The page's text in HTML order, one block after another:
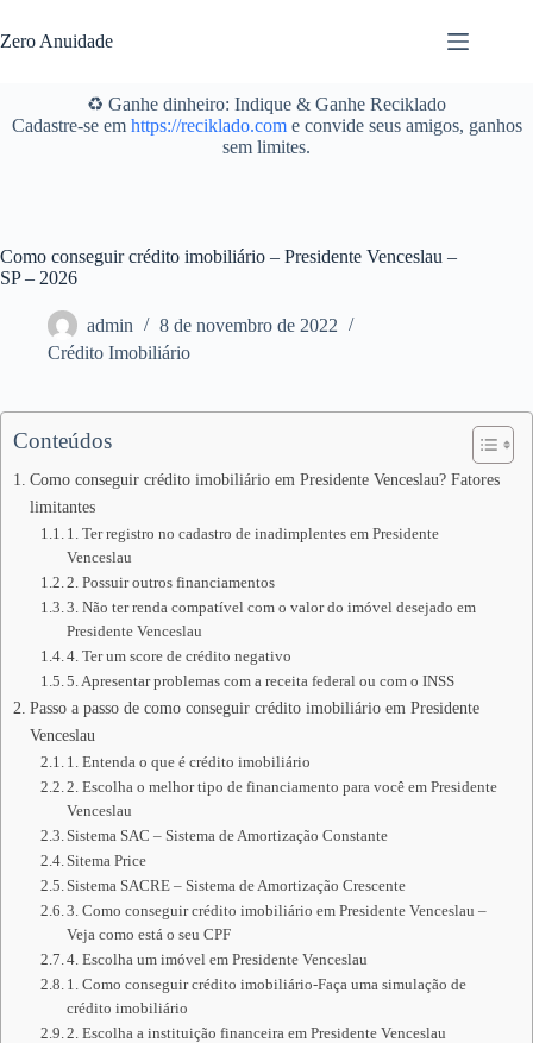
para
o
Zero Anuidade
♻️ Ganhe dinheiro: Indique & Ganhe Reciklado
Cadastre-se em https://reciklado.come convide seus amigos, ganhos
sem limites.
Como conseguir crédito imobiliário – Presidente Venceslau –
SP – 2026
admin
8 de novembro de 2022
Crédito Imobiliário
Conteúdos
Como conseguir crédito imobiliário em Presidente Venceslau? Fatores
limitantes
1. Ter registro no cadastro de inadimplentes em Presidente
Venceslau
2. Possuir outros financiamentos
3. Não ter renda compatível com o valor do imóvel desejado em
Presidente Venceslau
4. Ter um score de crédito negativo
5. Apresentar problemas com a receita federal ou com o INSS
Passo a passo de como conseguir crédito imobiliário em Presidente
Venceslau
1. Entenda o que é crédito imobiliário
2. Escolha o melhor tipo de financiamento para você em Presidente
Venceslau
Sistema SAC – Sistema de Amortização Constante
Sitema Price
Sistema SACRE – Sistema de Amortização Crescente
3. Como conseguir crédito imobiliário em Presidente Venceslau –
Veja como está o seu CPF
4. Escolha um imóvel em Presidente Venceslau
1. Como conseguir crédito imobiliário-Faça uma simulação de
crédito imobiliário
2. Escolha a instituição financeira em Presidente Venceslau